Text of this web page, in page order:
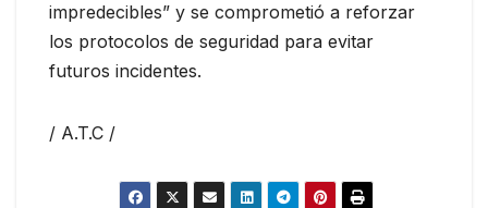
impredecibles” y se comprometió a reforzar
los protocolos de seguridad para evitar
futuros incidentes.
/ A.T.C /